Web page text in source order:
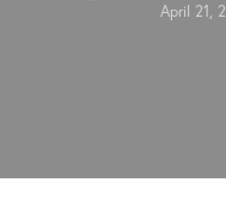
April 21,